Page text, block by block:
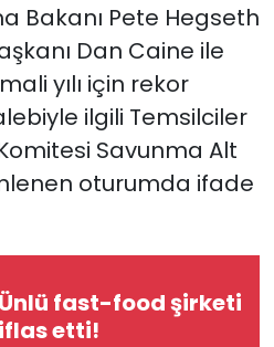
Bakanı Pete Hegseth
Dan Caine ile
yılı için rekor
ilgili Temsilciler
Savunma Alt
oturumda ifade
Ünlü fast-food şirketi
iflas etti!